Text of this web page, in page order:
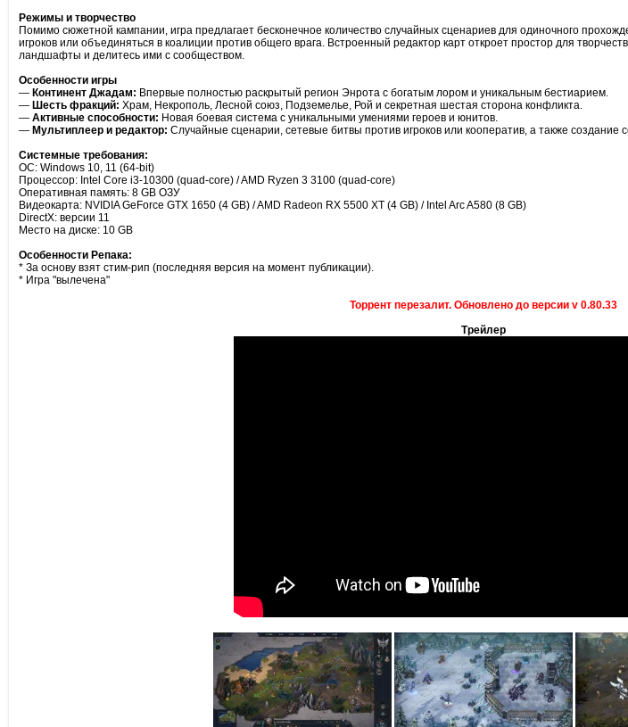
Режимы и творчество
Помимо сюжетной кампании, игра предлагает бесконечное количество случайных сценариев для одиночного
игроков или объединяться в коалиции против общего врага. Встроенный редактор карт откроет простор для
ландшафты и делитесь ими с сообществом.
Особенности игры
— Континент Джадам: Впервые полностью раскрытый регион Энрота с богатым лором и уникальным бестиарием.
— Шесть фракций: Храм, Некрополь, Лесной союз, Подземелье, Рой и секретная шестая сторона конфликта.
— Активные способности: Новая боевая система с уникальными умениями героев и юнитов.
— Мультиплеер и редактор: Случайные сценарии, сетевые битвы против игроков или кооператив, а также создание
Системные требования:
ОС: Windows 10, 11 (64-bit)
Процессор: Intel Core i3-10300 (quad-core) / AMD Ryzen 3 3100 (quad-core)
Оперативная память: 8 GB ОЗУ
Видеокарта: NVIDIA GeForce GTX 1650 (4 GB) / AMD Radeon RX 5500 XT (4 GB) / Intel Arc A580 (8 GB)
DirectX: версии 11
Место на диске: 10 GB
Особенности Репака:
* За основу взят стим-рип (последняя версия на момент публикации).
* Игра "вылечена"
Торрент перезалит. Обновлено до версии v 0.80.33
Трейлер